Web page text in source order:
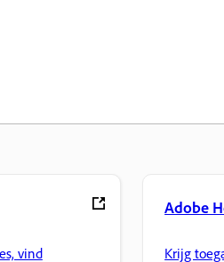
vind
Adobe
Krijg